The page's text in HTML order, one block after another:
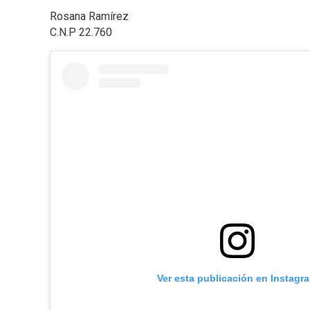
Rosana Ramírez
C.N.P 22.760
Ver esta publicación en